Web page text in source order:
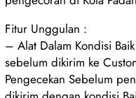
Fitur Unggulan :
– Alat Dalam Kondisi
sebelum dikirim ke
Pengecekan Sebelum